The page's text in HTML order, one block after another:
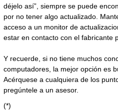
déjelo así”, siempre se puede
por no tener algo actualizado.
acceso a un monitor de
estar en contacto con el fabricante
Y recuerde, si no tiene muchos
computadores, la mejor opción es
Acérquese a cualquiera de los
pregúntele a un asesor.
(*)